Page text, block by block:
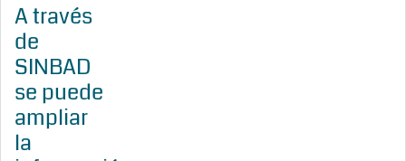
A través
de
SINBAD
se puede
ampliar
la